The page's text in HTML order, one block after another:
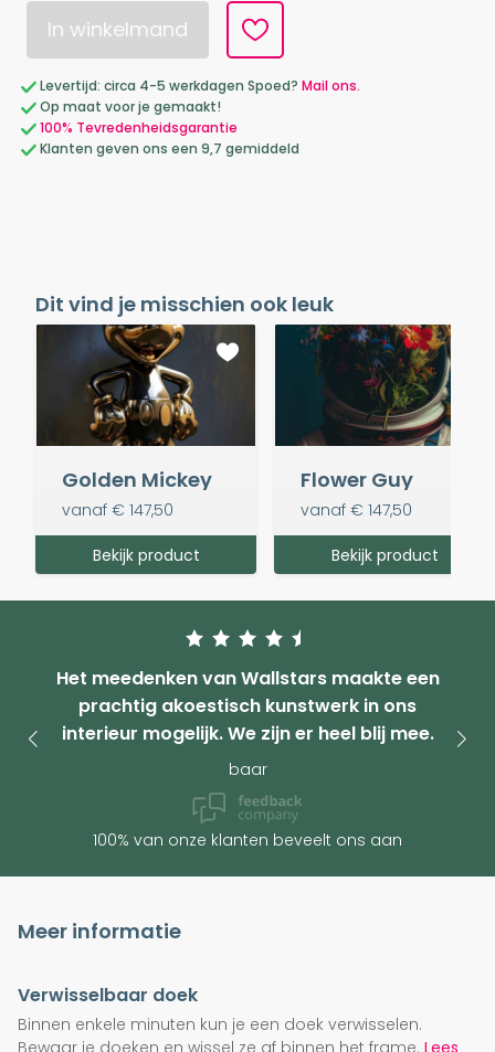
In winkelmand
Levertijd: circa 4-5 werkdagen Spoed? Mail ons.
Op maat voor je gemaakt!
100% Tevredenheidsgarantie
Klanten geven ons een 9,7 gemiddeld
Dit vind je misschien ook leuk
Golden Mickey
vanaf € 147,50
Bekijk product
Flower Guy
vanaf € 147,50
Bekijk product
Het meedenken van Wallstars maakte een
prachtig akoestisch kunstwerk in ons
interieur mogelijk. We zijn er heel blij mee.
baar
100% van onze klanten beveelt ons aan
Meer informatie
Verwisselbaar doek
Binnen enkele minuten kun je een doek verwisselen.